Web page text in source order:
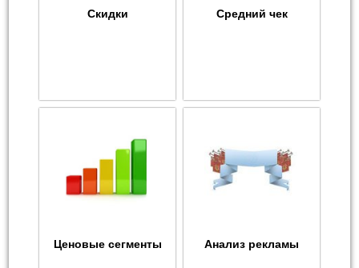
Скидки Средний чек
Ценовые сегменты Анализ рекламы